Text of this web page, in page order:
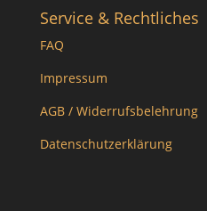
Service & Rechtliches
FAQ
Impressum
AGB / Widerrufsbelehrung
Datenschutzerklärung